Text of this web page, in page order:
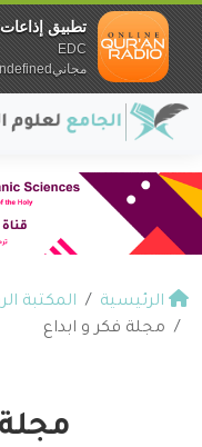
الرئيسية المكتبة
مجلة فكر و ابداع
تطبيق
EDC
مجانيundefined